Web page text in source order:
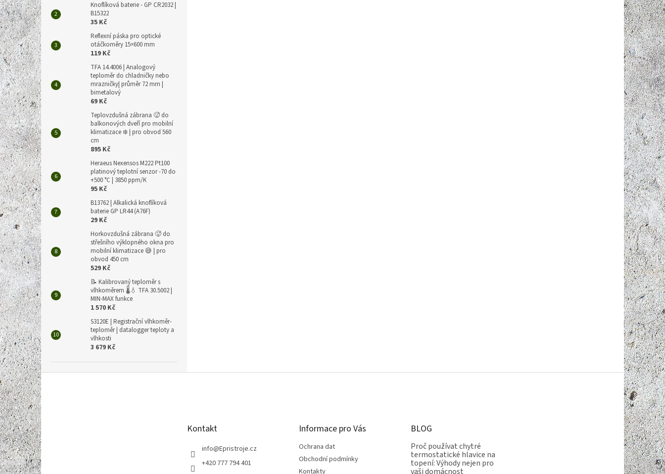
Knoflíková baterie - GP CR2032 |
B15322
35 Kč
Reflexní páska pro optické
otáčkoměry 15×600 mm
119 Kč
TFA 14.4006 | Analogový
teploměr do chladničky nebo
mrazničky| průměr 72 mm |
bimetalový
69 Kč
Teplovzdušná zábrana 🥵 do
balkonových dveří pro mobilní
klimatizace ❄️ | pro obvod 560
cm
895 Kč
Heraeus Nexensos M222 Pt100
platinový teplotní senzor -70 do
+500 °C | 3850 ppm/K
95 Kč
B13762 | Alkalická knoflíková
baterie GP LR44 (A76F)
29 Kč
Horkovzdušná zábrana 🥵 do
střešního výklopného okna pro
mobilní klimatizace 😅 | pro
obvod 450 cm
529 Kč
📝 Kalibrovaný teploměr s
vlhkoměrem 🌡️💧 TFA 30.5002 |
MIN-MAX funkce
1 570 Kč
S3120E | Registrační vlhkoměr-
teploměr | datalogger teploty a
vlhkosti
3 679 Kč
Z
á
p
a
t
í Kontakt
info@Epristroje.cz
+420 777 794 401
Informace pro Vás
Ochrana dat
Obchodní podmínky
Kontakty
BLOG
Proč používat chytré
termostatické hlavice na
topení: Výhody nejen pro
vaši domácnost